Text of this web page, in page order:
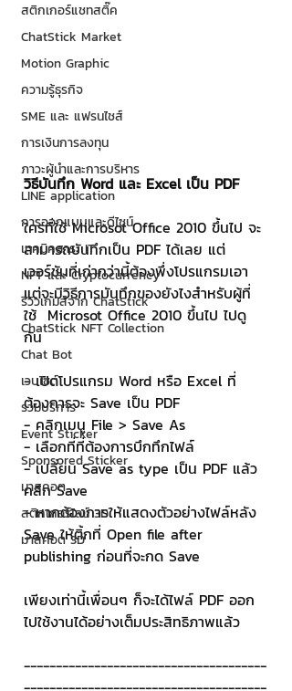
สติกเกอร์แชทสติ๊ค
ChatStick Market
Motion Graphic
ความรู้ธุรกิจ
SME และ แฟรนไชส์
การเงินการลงทุน
ภาวะผู้นำและการบริหาร
LINE application
การออกแบบและดีไซน์
เทคนิคสาระ IT
NFT และ Cryptocurrency
รีวิวเกมส์จาก ChatStick
ChatStick NFT Collection
Chat Bot
เวบไซต์
รวมบริการ
Event Sticker
Sponsored Sticker
มาสคอต
สติกเกอร์ไลน์ 3D
มาสคอต 3D
วิธีบันทึก Word และ Excel เป็น PDF
ใครที่ใช้ Microsot Office 2010 ขึ้นไป จะ
สามารถบันทึกเป็น PDF ได้เลย แต่
เวอร์ชันที่เก่ากว่านี้ต้องพึ่งโปรแกรมเอา
แต่จะมีวิธีการบันทึกของยังไงสำหรับผู้ที่
ใช้  Microsot Office 2010 ขึ้นไป ไปดู
กัน
- เปิดโปรแกรม Word หรือ Excel ที่
ต้องการจะ Save เป็น PDF
- คลิกเมนู File > Save As
- เลือกที่ที่ต้องการบึกทึกไฟล์
- เปลี่ยน Save as type เป็น PDF แล้ว
คลิก Save
- หากต้องการให้แสดงตัวอย่างไฟล์หลัง
Save ให้ติ้กที่ Open file after
publishing ก่อนที่จะกด Save
เพียงเท่านี้เพื่อนๆ ก็จะได้ไฟล์ PDF ออก
ไปใช้งานได้อย่างเต็มประสิทธิภาพแล้ว
--------------------------------------